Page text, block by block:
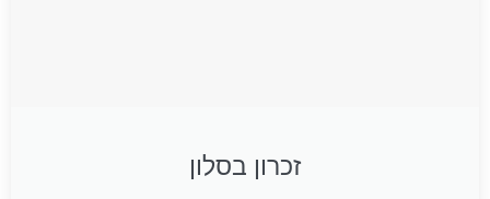
זכרון בסלון